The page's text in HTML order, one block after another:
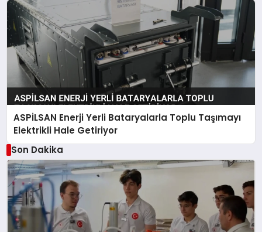
ASPİLSAN Enerji Yerli Bataryalarla Toplu Taşımayı
Elektrikli Hale Getiriyor
Son Dakika